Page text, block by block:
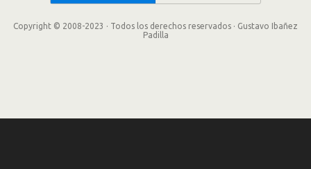
Copyright © 2008-2023 · Todos los derechos reservados · Gustavo Ibañez
Padilla